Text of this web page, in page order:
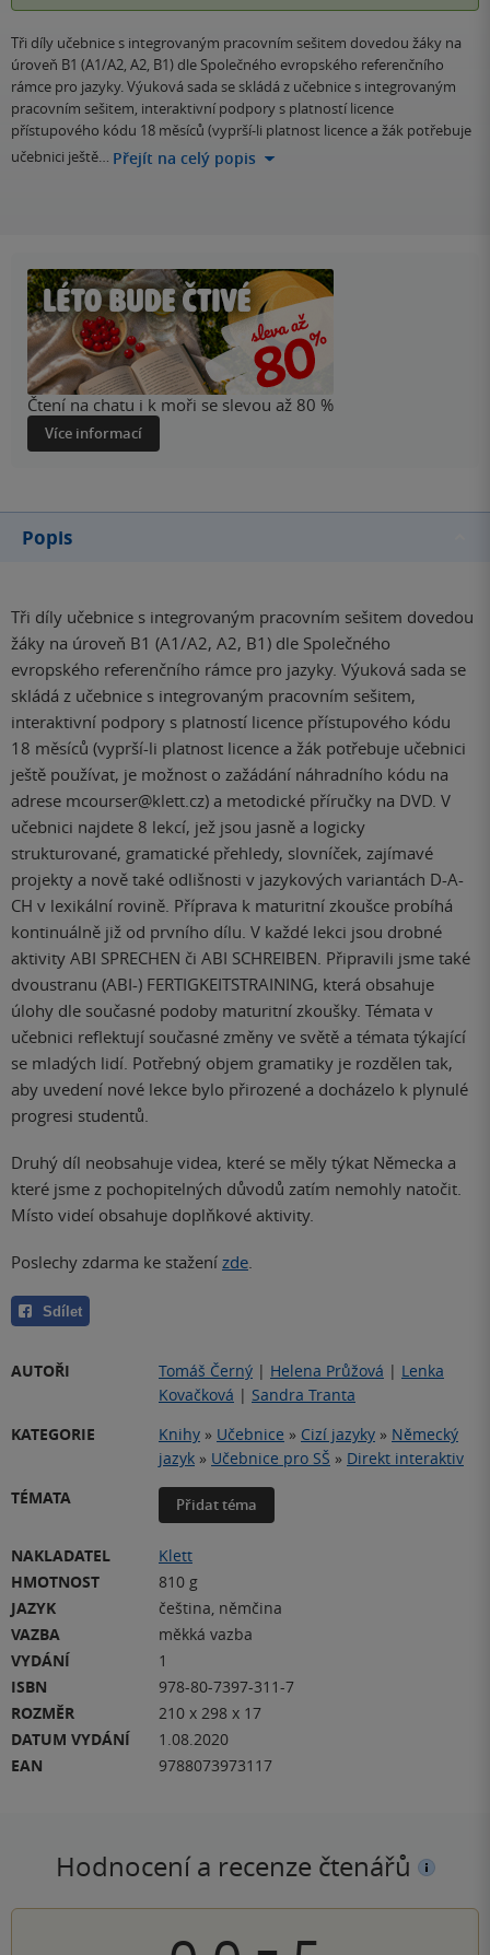
Tři díly učebnice s integrovaným pracovním sešitem dovedou žáky na
úroveň B1 (A1/A2, A2, B1) dle Společného evropského referenčního
rámce pro jazyky. Výuková sada se skládá z učebnice s integrovaným
pracovním sešitem, interaktivní podpory s platností licence
přístupového kódu 18 měsíců (vyprší-li platnost licence a žák potřebuje
učebnici ještě… Přejít na celý popis
Čtení na chatu i k moři se slevou až 80 %
Více informací
Popis
Tři díly učebnice s integrovaným pracovním sešitem dovedou
žáky na úroveň B1 (A1/A2, A2, B1) dle Společného
evropského referenčního rámce pro jazyky. Výuková sada se
skládá z učebnice s integrovaným pracovním sešitem,
interaktivní podpory s platností licence přístupového kódu
18 měsíců (vyprší-li platnost licence a žák potřebuje učebnici
ještě používat, je možnost o zažádání náhradního kódu na
adrese mcourser@klett.cz) a metodické příručky na DVD. V
učebnici najdete 8 lekcí, jež jsou jasně a logicky
strukturované, gramatické přehledy, slovníček, zajímavé
projekty a nově také odlišnosti v jazykových variantách D-A-
CH v lexikální rovině. Příprava k maturitní zkoušce probíhá
kontinuálně již od prvního dílu. V každé lekci jsou drobné
aktivity ABI SPRECHEN či ABI SCHREIBEN. Připravili jsme také
dvoustranu (ABI-) FERTIGKEITSTRAINING, která obsahuje
úlohy dle současné podoby maturitní zkoušky. Témata v
učebnici reflektují současné změny ve světě a témata týkající
se mladých lidí. Potřebný objem gramatiky je rozdělen tak,
aby uvedení nové lekce bylo přirozené a docházelo k plynulé
progresi studentů.
Druhý díl neobsahuje videa, které se měly týkat Německa a
které jsme z pochopitelných důvodů zatím nemohly natočit.
Místo videí obsahuje doplňkové aktivity.
Poslechy zdarma ke stažení zde
Sdílet
AUTOŘI Tomáš Černý | Helena Průžová | Lenka
Kovačková | Sandra Tranta
KATEGORIE
Knihy » Učebnice » Cizí jazyky » Německý
jazyk » Učebnice pro SŠ » Direkt interaktiv
TÉMATA
Přidat téma
NAKLADATEL
Klett
HMOTNOST
810 g
JAZYK
čeština, němčina
VAZBA
měkká vazba
VYDÁNÍ
1
ISBN
978-80-7397-311-7
ROZMĚR
210 x 298 x 17
DATUM VYDÁNÍ
1.08.2020
EAN
9788073973117
Hodnocení a recenze čtenářů